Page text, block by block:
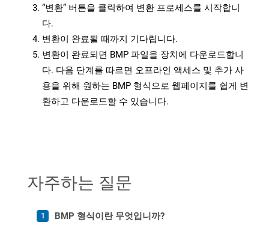
“변환” 버튼을 클릭하여 변환 프로세스를 시작합니
다.
변환이 완료될 때까지 기다립니다.
변환이 완료되면 BMP 파일을 장치에 다운로드합니
다. 다음 단계를 따르면 오프라인 액세스 및 추가 사
용을 위해 원하는 BMP 형식으로 웹페이지를 쉽게 변
환하고 다운로드할 수 있습니다.
자주하는 질문
BMP 형식이란 무엇입니까?